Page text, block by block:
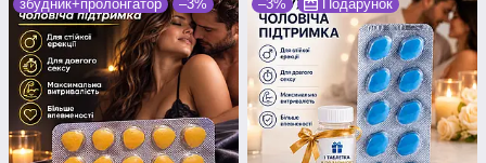
збудник+пролонгатор –3% –3% Подарунок